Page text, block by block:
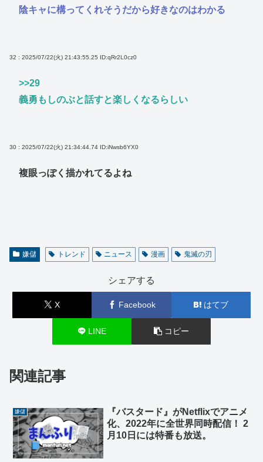
陰キャに構ってくれそうだから好きなのはわかる
32 : 2025/07/22(火) 21:43:55.25 ID:qRr2L0cz0
>>29
義勇もしのぶと話すと楽しくなるらしい
30 : 2025/07/22(火) 21:34:44.74 ID:iNwsb6YX0
複眼っぽく描かれてるよね
嫌儲 トレンド ニュース 漫画 鬼滅の刃
シェアする
X Facebook はてブ
LINE コピー
関連記事
嫌儲
『バスタード』がNetflixでアニメ
化、2022年に全世界同時配信！ 2
月10日には特番も放送。